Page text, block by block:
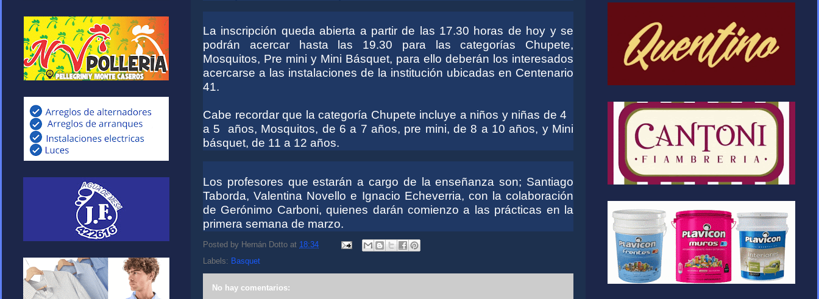
La inscripción queda abierta a partir de las 17.30 horas de hoy y se
podrán acercar hasta las 19.30 para las categorías Chupete,
Mosquitos, Pre mini y Mini Básquet, para ello deberán los interesados
acercarse a las instalaciones de la institución ubicadas en Centenario
41.
Cabe recordar que la categoría Chupete incluye a niños y niñas de 4
a 5 años, Mosquitos, de 6 a 7 años, pre mini, de 8 a 10 años, y Mini
básquet, de 11 a 12 años.
Los profesores que estarán a cargo de la enseñanza son; Santiago
Taborda, Valentina Novello e Ignacio Echeverria, con la colaboración
de Gerónimo Carboni, quienes darán comienzo a las prácticas en la
primera semana de marzo.
Posted by Hernán Dotto at 18:34
Labels: Basquet
No hay comentarios: